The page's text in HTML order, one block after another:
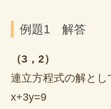
例題1 解答
（3，2）
連立方程式の解とし
x+3y=9